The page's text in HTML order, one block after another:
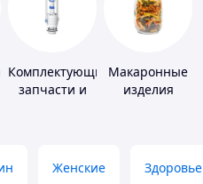
Комплектующие,
запчасти и
сантехники
Макаронные
изделия
Женские Здоровье